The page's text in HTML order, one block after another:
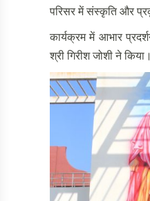
परिसर में संस्कृति और
कार्यक्रम में आभार
श्री गिरीश जोशी ने